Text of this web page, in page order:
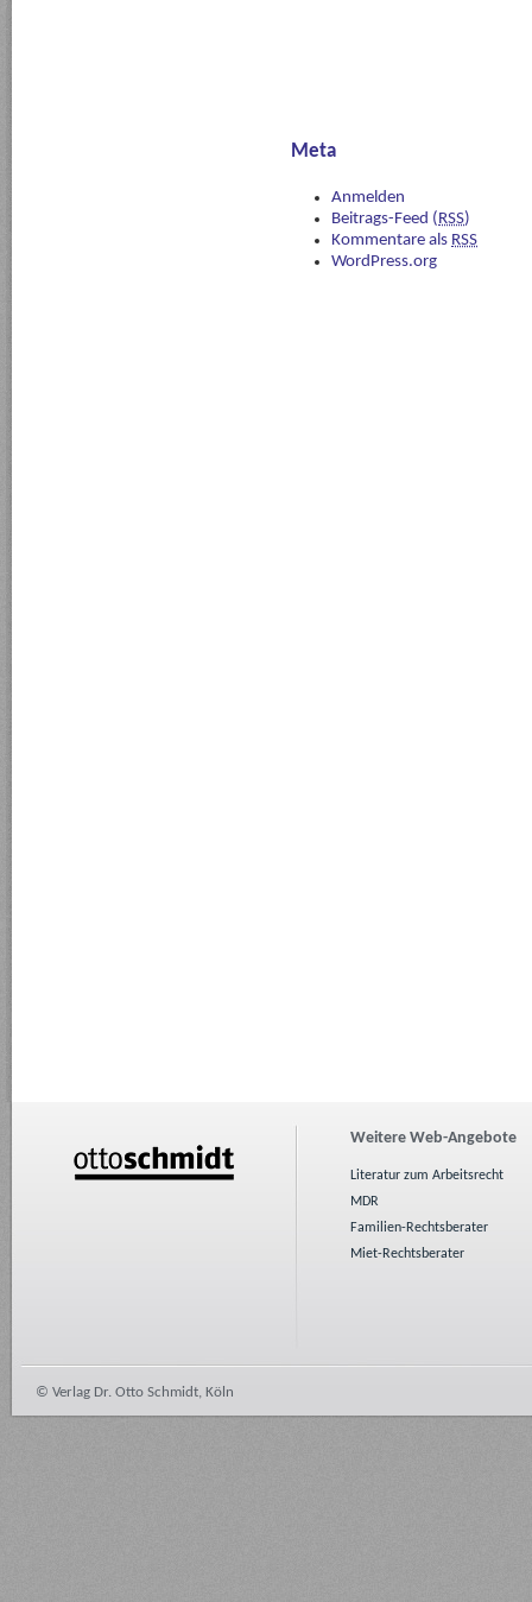
Meta
Anmelden
Beitrags-Feed ( RSS)
Kommentare als RSS
WordPress.org
Weitere Web-Angebote
Literatur zum Arbeitsrecht
MDR
Familien-Rechtsberater
Miet-Rechtsberater
© Verlag Dr. Otto Schmidt, Köln